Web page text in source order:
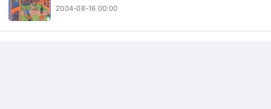
2004-08-16 00:00